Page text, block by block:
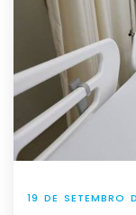
19 DE SETEMBRO